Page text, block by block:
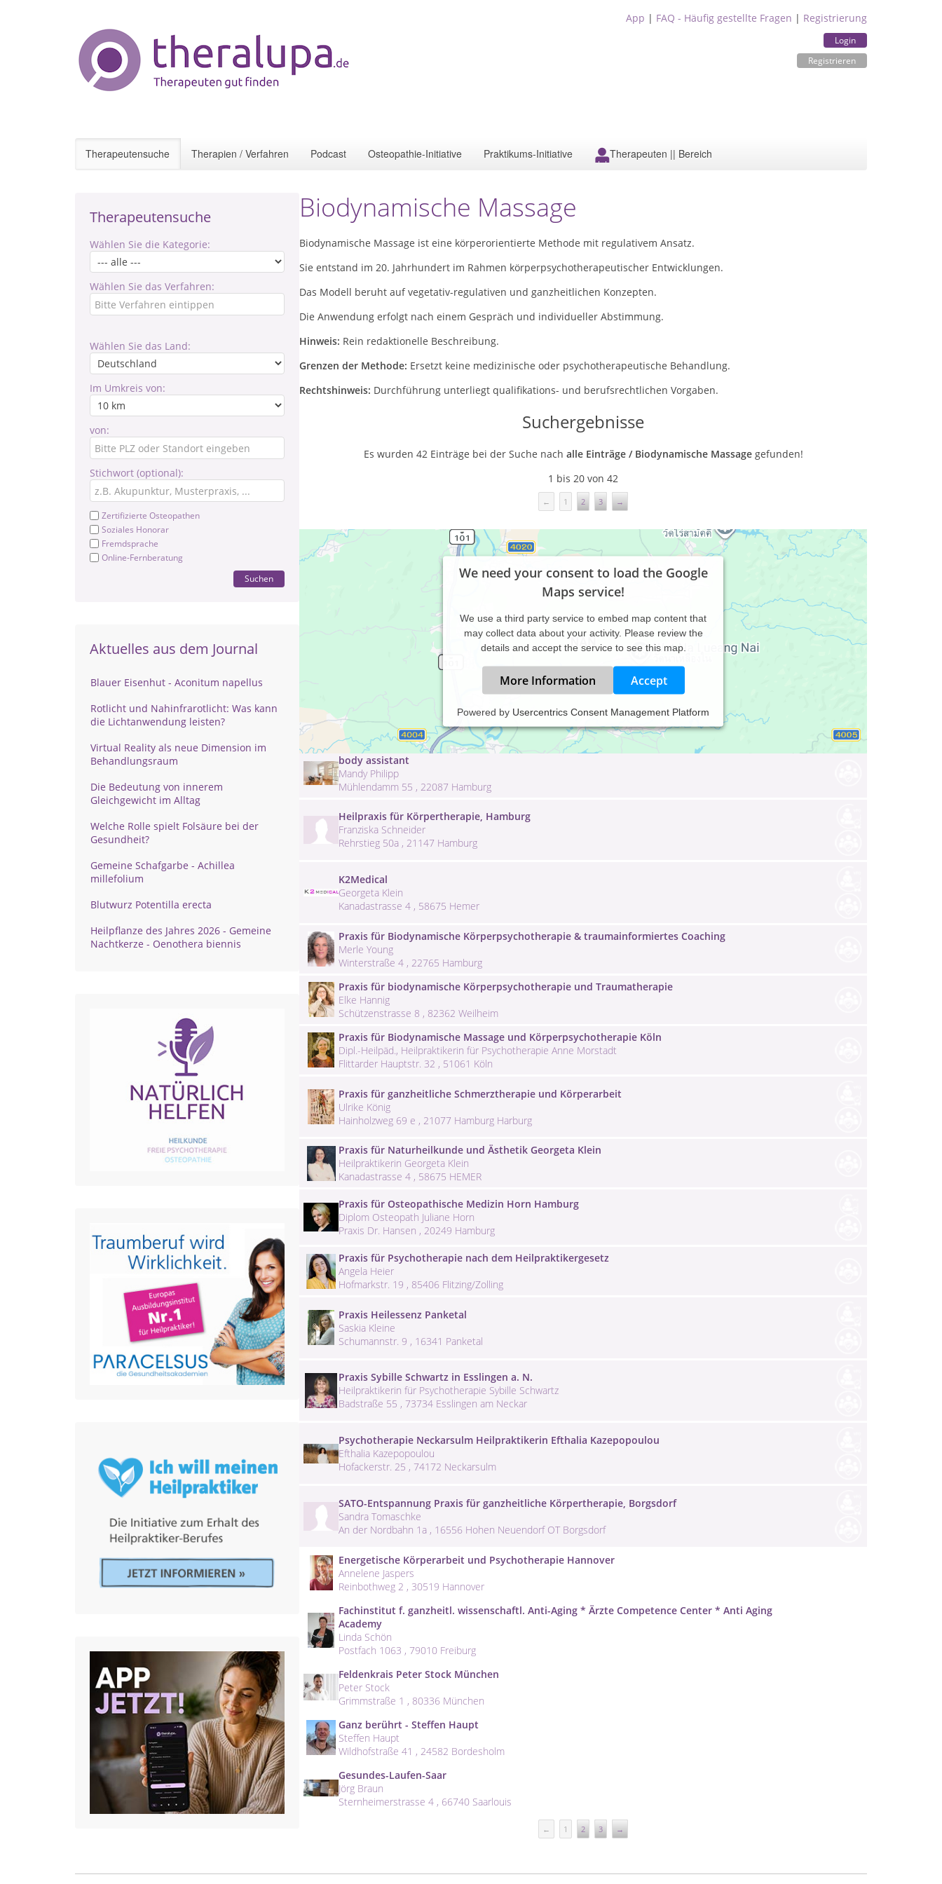
App | FAQ - Häufig gestellte Fragen | Registrierung
Login
Registrieren
Therapeutensuche Therapien / Verfahren Podcast Osteopathie-Initiative Praktikums-Initiative Therapeuten || Bereich
Therapeutensuche
Wählen Sie die Kategorie:
Wählen Sie das Verfahren:
Wählen Sie das Land:
Im Umkreis von:
von:
Stichwort (optional):
Zertifizierte Osteopathen
Soziales Honorar
Fremdsprache
Online-Fernberatung
Suchen
Aktuelles aus dem Journal
Blauer Eisenhut - Aconitum napellus
Rotlicht und Nahinfrarotlicht: Was kann
die Lichtanwendung leisten?
Virtual Reality als neue Dimension im
Behandlungsraum
Die Bedeutung von innerem
Gleichgewicht im Alltag
Welche Rolle spielt Folsäure bei der
Gesundheit?
Gemeine Schafgarbe - Achillea
millefolium
Blutwurz Potentilla erecta
Heilpflanze des Jahres 2026 - Gemeine
Nachtkerze - Oenothera biennis
Biodynamische Massage
Biodynamische Massage ist eine körperorientierte Methode mit regulativem Ansatz.
Sie entstand im 20. Jahrhundert im Rahmen körperpsychotherapeutischer Entwicklungen.
Das Modell beruht auf vegetativ-regulativen und ganzheitlichen Konzepten.
Die Anwendung erfolgt nach einem Gespräch und individueller Abstimmung.
Hinweis: Rein redaktionelle Beschreibung.
Grenzen der Methode: Ersetzt keine medizinische oder psychotherapeutische Behandlung.
Rechtshinweis: Durchführung unterliegt qualifikations- und berufsrechtlichen Vorgaben.
Suchergebnisse
Es wurden 42 Einträge bei der Suche nach alle Einträge / Biodynamische Massagegefunden!
1 bis 20 von 42
← 1 2 3 →
We need your consent to load the Google
Maps service!
We use a third party service to embed map content that
may collect data about your activity. Please review the
details and accept the service to see this map.
More Information Accept
Powered by Usercentrics Consent Management Platform
Balance
Jenny Günnel
Pleissen-Anger 5 , 08459 Neukirchen
body assistant
Mandy Philipp
Mühlendamm 55 , 22087 Hamburg
Heilpraxis für Körpertherapie, Hamburg
Franziska Schneider
Rehrstieg 50a , 21147 Hamburg
K2Medical
Georgeta Klein
Kanadastrasse 4 , 58675 Hemer
Praxis für Biodynamische Körperpsychotherapie & traumainformiertes Coaching
Merle Young
Winterstraße 4 , 22765 Hamburg
Praxis für biodynamische Körperpsychotherapie und Traumatherapie
Elke Hannig
Schützenstrasse 8 , 82362 Weilheim
Praxis für Biodynamische Massage und Körperpsychotherapie Köln
Dipl.-Heilpäd., Heilpraktikerin für Psychotherapie Anne Morstadt
Flittarder Hauptstr. 32 , 51061 Köln
Praxis für ganzheitliche Schmerztherapie und Körperarbeit
Ulrike König
Hainholzweg 69 e , 21077 Hamburg Harburg
Praxis für Naturheilkunde und Ästhetik Georgeta Klein
Heilpraktikerin Georgeta Klein
Kanadastrasse 4 , 58675 HEMER
Praxis für Osteopathische Medizin Horn Hamburg
Diplom Osteopath Juliane Horn
Praxis Dr. Hansen , 20249 Hamburg
Praxis für Psychotherapie nach dem Heilpraktikergesetz
Angela Heier
Hofmarkstr. 19 , 85406 Flitzing/Zolling
Praxis Heilessenz Panketal
Saskia Kleine
Schumannstr. 9 , 16341 Panketal
Praxis Sybille Schwartz in Esslingen a. N.
Heilpraktikerin für Psychotherapie Sybille Schwartz
Badstraße 55 , 73734 Esslingen am Neckar
Psychotherapie Neckarsulm Heilpraktikerin Efthalia Kazepopoulou
Efthalia Kazepopoulou
Hofackerstr. 25 , 74172 Neckarsulm
SATO-Entspannung Praxis für ganzheitliche Körpertherapie, Borgsdorf
Sandra Tomaschke
An der Nordbahn 1a , 16556 Hohen Neuendorf OT Borgsdorf
Energetische Körperarbeit und Psychotherapie Hannover
Annelene Jaspers
Reinbothweg 2 , 30519 Hannover
Fachinstitut f. ganzheitl. wissenschaftl. Anti-Aging * Ärzte Competence Center * Anti Aging
Academy
Linda Schön
Postfach 1063 , 79010 Freiburg
Feldenkrais Peter Stock München
Peter Stock
Grimmstraße 1 , 80336 München
Ganz berührt - Steffen Haupt
Steffen Haupt
Wildhofstraße 41 , 24582 Bordesholm
Gesundes-Laufen-Saar
Jörg Braun
Sternheimerstrasse 4 , 66740 Saarlouis
← 1 2 3 →